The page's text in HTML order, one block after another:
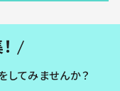
してみませんか？